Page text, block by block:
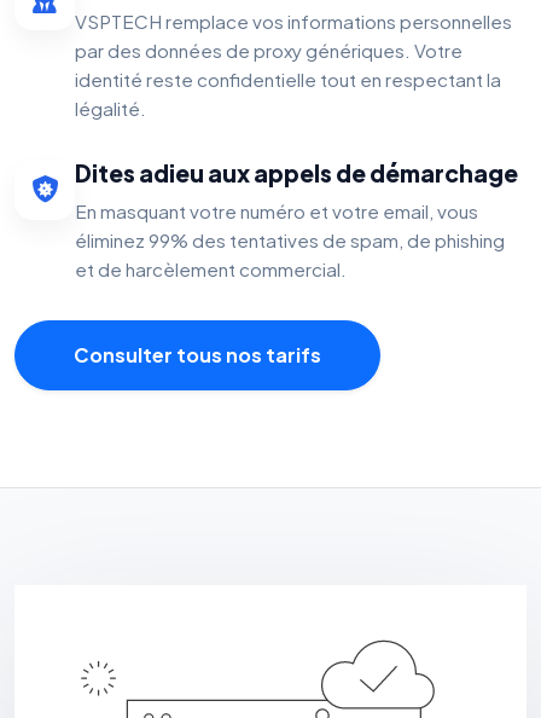
VSPTECH remplace vos informations personnelles
par des données de proxy génériques. Votre
identité reste confidentielle tout en respectant la
légalité.
Dites adieu aux appels de démarchage
En masquant votre numéro et votre email, vous
éliminez 99% des tentatives de spam, de phishing
et de harcèlement commercial.
Consulter tous nos tarifs